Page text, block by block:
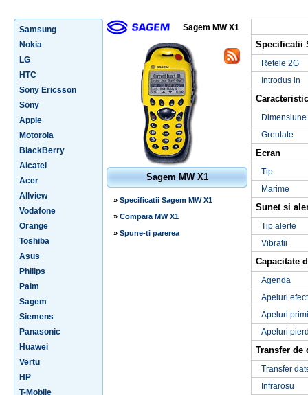
Samsung
Nokia
LG
HTC
Sony Ericsson
Sony
Apple
Motorola
BlackBerry
Alcatel
Acer
Allview
Vodafone
Orange
Toshiba
Asus
Philips
Palm
Sagem
Siemens
Panasonic
Huawei
Vertu
HP
T-Mobile
Sagem MW X1
Sagem MW X1
» Specificatii Sagem MW X1
» Compara MW X1
» Spune-ti parerea
Specificatii
Retele 2G
Introdus in
Dimensiune
Greutate
Ecran
Tip
Marime
Sunet si
Tip alerte
Vibratii
Capacitate
Agenda
Apeluri
Apeluri
Apeluri
Transfer de
Transfer
Infrarosu